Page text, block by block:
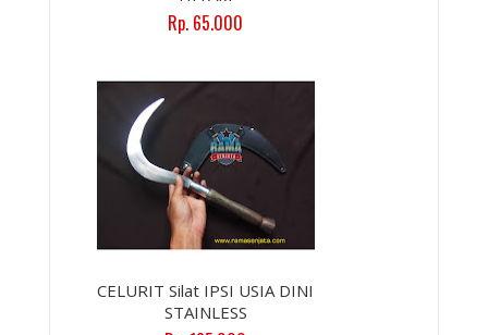
Rp. 65.000
CELURIT Silat IPSI USIA DINI
STAINLESS